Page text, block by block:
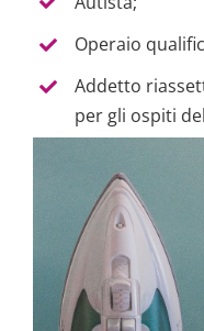
Operaio
Addetto
per gli ospiti